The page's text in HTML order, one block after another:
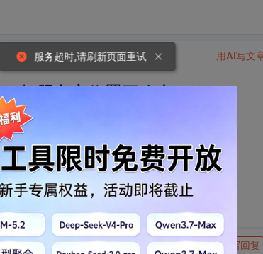
标题文字位置不改变？
？
态 举报 写回复
用AI写文
服务超时,请刷新页面重试